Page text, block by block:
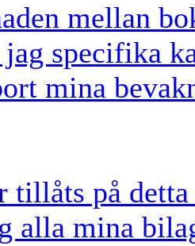
mellan
specifika
mina
tillåts på
alla mina